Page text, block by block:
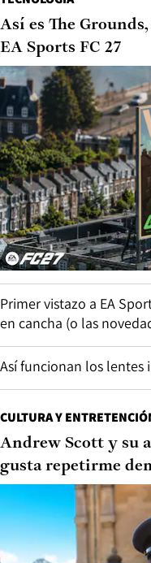
Así es The
EA Sports FC 27
Primer vistazo a EA
en cancha (o las
Así funcionan los lentes
CULTURA Y
Andrew Scott y su
gusta repetirme